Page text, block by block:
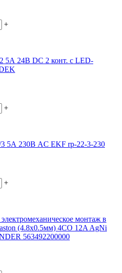
+
5А 24В DC 2 конт. с LED-
+
5А 230В AC EKF rp-22-3-230
+
монтаж в
(4.8х0.5мм) 4CO 12A AgNi
563492200000